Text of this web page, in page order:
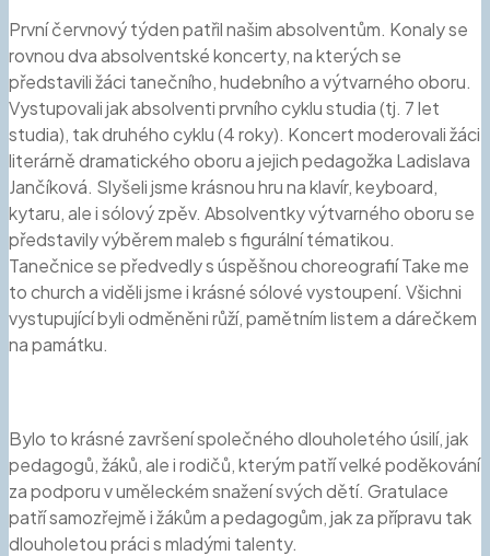
První červnový týden patřil našim absolventům. Konaly se
rovnou dva absolventské koncerty, na kterých se
představili žáci tanečního, hudebního a výtvarného oboru.
Vystupovali jak absolventi prvního cyklu studia (tj. 7 let
studia), tak druhého cyklu (4 roky). Koncert moderovali žáci
literárně dramatického oboru a jejich pedagožka Ladislava
Jančíková. Slyšeli jsme krásnou hru na klavír, keyboard,
kytaru, ale i sólový zpěv. Absolventky výtvarného oboru se
představily výběrem maleb s figurální tématikou.
Tanečnice se předvedly s úspěšnou choreografií Take me
to church a viděli jsme i krásné sólové vystoupení. Všichni
vystupující byli odměněni růží, pamětním listem a dárečkem
na památku.
Bylo to krásné završení společného dlouholetého úsilí, jak
pedagogů, žáků, ale i rodičů, kterým patří velké poděkování
za podporu v uměleckém snažení svých dětí. Gratulace
patří samozřejmě i žákům a pedagogům, jak za přípravu tak
dlouholetou práci s mladými talenty.